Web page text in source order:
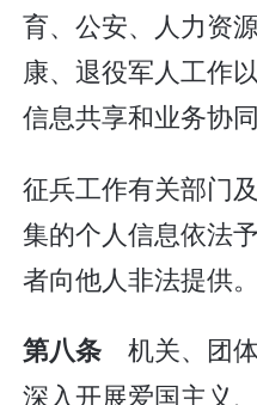
育、公安、人力资
康、退役军人工作
信息共享和业务协同
征兵工作有关部门
集的个人信息依法
者向他人非法提供。
第八条 机关、团
深入开展爱国主义